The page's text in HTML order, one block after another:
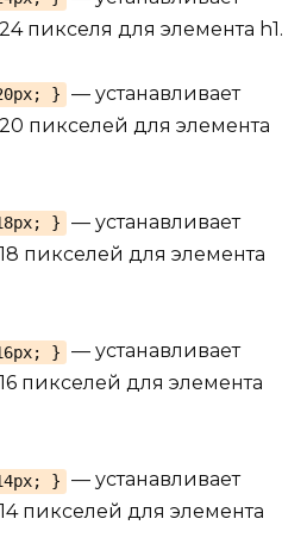
пикселя для элемента h1.
}
— устанавливает
пикселей для элемента
}
— устанавливает
пикселей для элемента
}
— устанавливает
пикселей для элемента
}
— устанавливает
пикселей для элемента